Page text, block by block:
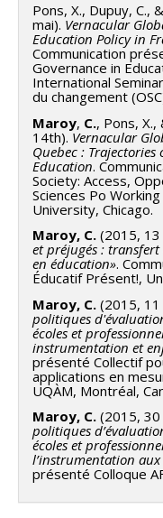
Pons, X., Dupuy, C., &
mai). Vernacular
Education Policy in
Communication
Governance in
International
du changement
Maroy, C., Pons,
14th).Vernacular
Quebec :
Education.
Society: Access,
Sciences Po
University, Chicago.
Maroy, C. (2015, 13
et préjugés :
en éducation».
Éducatif Présent!,
Maroy, C. (2015,
politiques
écoles et
instrumentation et
présenté Collectif
applications en
UQÀM, Montréal,
Maroy, C. (2015, 30
politiques
écoles et
l’instrumentation aux
présenté Colloque